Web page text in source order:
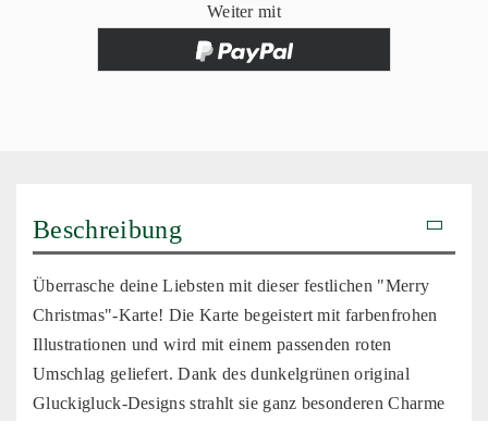
Weiter mit
Beschreibung
Überrasche deine Liebsten mit dieser festlichen "Merry
Christmas"-Karte! Die Karte begeistert mit farbenfrohen
Illustrationen und wird mit einem passenden roten
Umschlag geliefert. Dank des dunkelgrünen original
Gluckigluck-Designs strahlt sie ganz besonderen Charme